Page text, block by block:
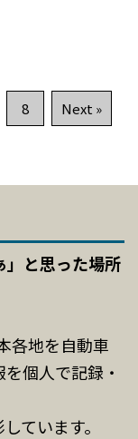
8 Next »
」と思った場所
各地を自動車
個人で記録・
ています。